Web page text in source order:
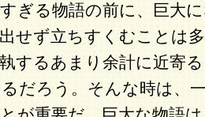
ぎる物語の前に、巨大
せず立ちすくむことは
するあまり余計に近寄
だろう。そんな時は、